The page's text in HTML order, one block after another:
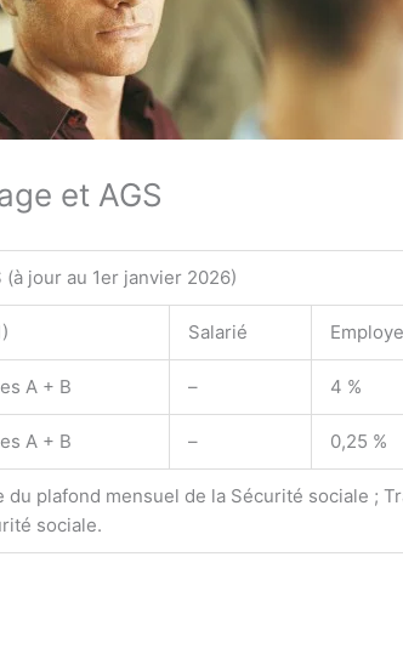
et AGS
jour au 1er janvier 2026)
Salarié
A + B – 4 %
A + B – 0,25 %
du plafond mensuel de la Sécurité sociale ;
sociale.